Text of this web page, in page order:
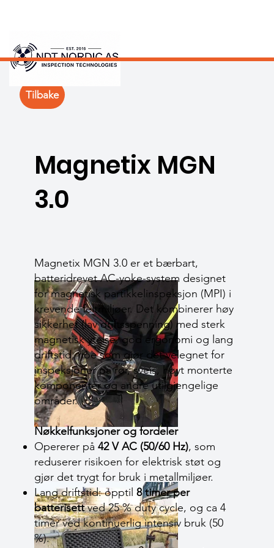
Magnetix MGN
3.0
Magnetix MGN 3.0 er et bærbart,
batteridrevet AC-yoke-system designet
for magnetisk partikkelinspeksjon (MPI) i
krevende feltmiljøer. Det kombinerer høy
sikkerhet (lav driftsspenning) med sterk
magnetisk ytelse, god ergonomi og lang
driftstid, noe som gjør det velegnet for
inspeksjoner på rør, sveis, høyt monterte
komponenter og andre utilgjengelige
områder.
Nøkkelfunksjoner og fordeler
Opererer på 42 V AC (50/60 Hz), som
reduserer risikoen for elektrisk støt og
gjør det trygt for bruk i metallmiljøer.
Lang driftstid: opptil 8 timer per
batterisettved 25 % duty cycle, og ca 4
timer ved kontinuerlig intensiv bruk (50
%).
Tilbake